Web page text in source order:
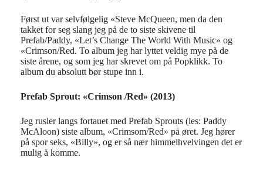
Først ut var selvfølgelig «Steve McQueen, men da den
takket for seg slang jeg på de to siste skivene til
Prefab/Paddy, «Let’s Change The World With Music» og
«Crimson/Red. To album jeg har lyttet veldig mye på de
siste årene, og som jeg har skrevet om på Popklikk. To
album du absolutt bør stupe inn i.
Prefab Sprout: «Crimson /Red» (2013)
Jeg rusler langs fortauet med Prefab Sprouts (les: Paddy
McAloon) siste album, «Crimsom/Red» på øret. Jeg hører
på spor seks, «Billy», og er så nær himmelhvelvingen det er
mulig å komme.